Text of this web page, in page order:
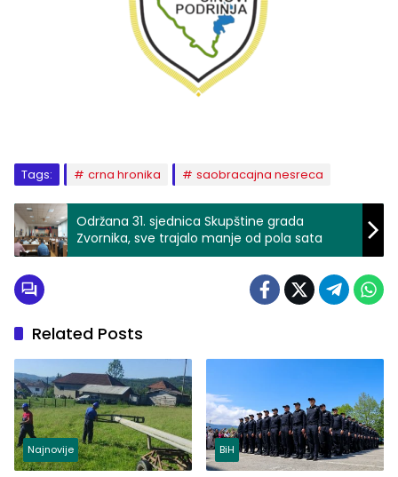
Tags: crna hronika saobracajna nesreca
Održana 31. sjednica Skupštine grada
Zvornika, sve trajalo manje od pola sata
Related Posts
Najnovije BiH